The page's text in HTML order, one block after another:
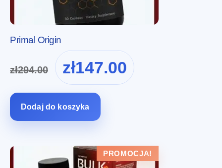
Primal Origin
zł294.00
Pierwotna
cena
wynosiła:
zł147.00
cena
Dodaj do koszyka
PROMOCJA!